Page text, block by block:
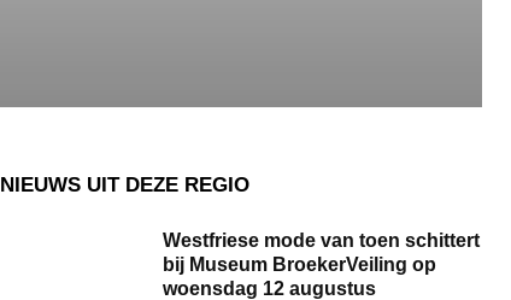
NIEUWS UIT DEZE REGIO
Westfriese mode van toen schittert
bij Museum BroekerVeiling op
woensdag 12 augustus